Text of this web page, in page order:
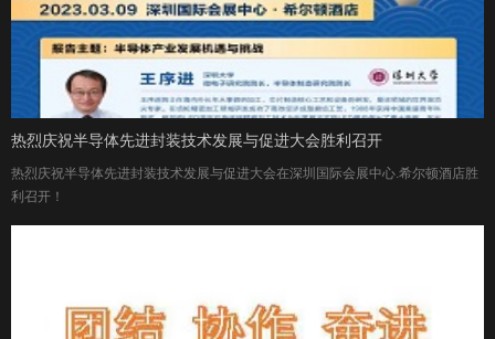
热烈庆祝半导体先进封装技术发展与促进大会胜利召开
热烈庆祝半导体先进封装技术发展与促进大会在深圳国际会展中心.希尔顿酒店胜
利召开！